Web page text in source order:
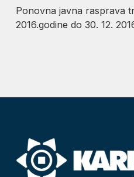
Ponovna javna rasprava
2016.godine do 30. 12.